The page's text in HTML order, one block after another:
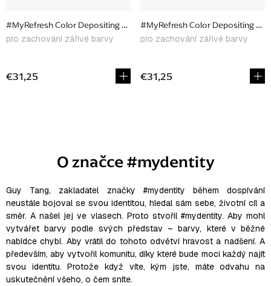
#MyRefresh Color Depositing Conditioner Rose Gold, 177 ml
pro zachování zářivé barvy
€31,25
#MyRefresh Color Depositing
pro zachování zářivé barvy
€31,25
a
c
i
e
p
r
v
O značce #mydentity
Guy Tang, zakladatel značky #mydentity během dospívání
neustále bojoval se svou identitou, hledal sám sebe, životní cíl a
směr. A našel jej ve vlasech. Proto stvořil #mydentity. Aby mohl
vytvářet barvy podle svých představ – barvy, které v běžné
nabídce chybí. Aby vrátil do tohoto odvětví hravost a nadšení. A
především, aby vytvořil komunitu, díky které bude moci každý najít
svou identitu. Protože když víte, kým jste, máte odvahu na
uskutečnění všeho, o čem sníte.